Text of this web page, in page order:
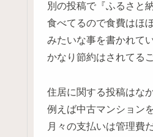
別の投稿で『ふるさと
食べてるので食費はほぼ
みたいな事を書かれて
かなり節約はされてるご
住居に関する投稿はな
例えば中古マンション
月々の支払いは管理費